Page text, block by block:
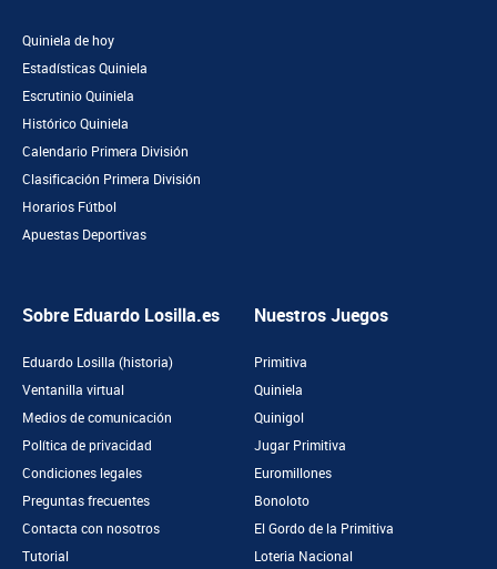
Quiniela de hoy
Estadísticas Quiniela
Escrutinio Quiniela
Histórico Quiniela
Calendario Primera División
Clasificación Primera División
Horarios Fútbol
Apuestas Deportivas
Sobre Eduardo Losilla.es
Eduardo Losilla (historia)
Ventanilla virtual
Medios de comunicación
Política de privacidad
Condiciones legales
Preguntas frecuentes
Contacta con nosotros
Tutorial
Nuestros Juegos
Primitiva
Quiniela
Quinigol
Jugar Primitiva
Euromillones
Bonoloto
El Gordo de la Primitiva
Loteria Nacional